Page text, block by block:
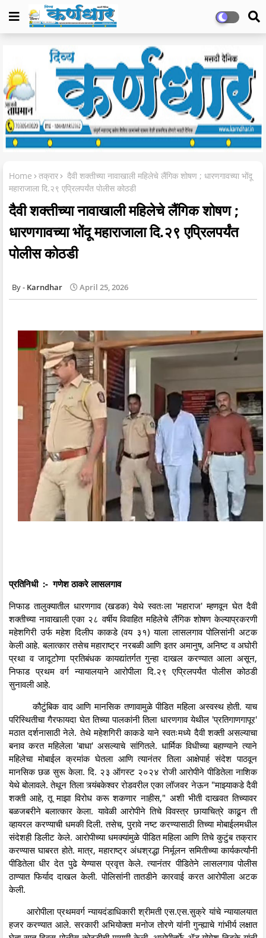
Home तक्रार
दैवी शक्तीच्या नावाखाली महिलेचे लैंगिक शोषण ; धारणगावच्या भोंदू
महाराजाला दि.२९ एप्रिलपर्यंत पोलीस कोठडी
दैवी शक्तीच्या नावाखाली महिलेचे लैंगिक शोषण ;
धारणगावच्या भोंदू महाराजाला दि.२९ एप्रिलपर्यंत
पोलीस कोठडी
Karndhar April 25, 2026
प्रतिनिधी :- गणेश ठाकरे लासलगाव
निफाड तालुक्यातील धारणगाव (खडक) येथे स्वतःला 'महाराज' म्हणवून घेत दैवी
शक्तीच्या नावाखाली एका २८ वर्षीय विवाहित महिलेचे लैंगिक शोषण केल्याप्रकरणी
महेशगिरी उर्फ महेश दिलीप काकडे (वय ३१) याला लासलगाव पोलिसांनी अटक
केली आहे. बलात्कार तसेच महाराष्ट्र नरबळी आणि इतर अमानुष, अनिष्ट व अघोरी
प्रथा व जादूटोणा प्रतिबंधक कायद्यांतर्गत गुन्हा दाखल करण्यात आला असून,
निफाड प्रथम वर्ग न्यायालयाने आरोपीला दि.२९ एप्रिलपर्यंत पोलीस कोठडी
सुनावली आहे.
कौटुंबिक वाद आणि मानसिक तणावामुळे पीडित महिला अस्वस्थ होती. याच
परिस्थितीचा गैरफायदा घेत तिच्या पालकांनी तिला धारणगाव येथील 'प्रतिगाणगापूर'
मठात दर्शनासाठी नेले. तेथे महेशगिरी काकडे याने स्वतःमध्ये दैवी शक्ती असल्याचा
बनाव करत महिलेला 'बाधा' असल्याचे सांगितले. धार्मिक विधीच्या बहाण्याने त्याने
महिलेचा मोबाईल क्रमांक घेतला आणि त्यानंतर तिला आक्षेपार्ह संदेश पाठवून
मानसिक छळ सुरू केला. दि. २३ ऑगस्ट २०२४ रोजी आरोपीने पीडितेला नाशिक
येथे बोलावले. तेथून तिला त्र्यंबकेश्वर रोडवरील एका लॉजवर नेऊन "माझ्याकडे दैवी
शक्ती आहे, तू माझा विरोध करू शकणार नाहीस," अशी भीती दाखवत तिच्यावर
बळजबरीने बलात्कार केला. यावेळी आरोपीने तिचे विवस्त्र छायाचित्रे काढून ती
व्हायरल करण्याची धमकी दिली. तसेच, पुरावे नष्ट करण्यासाठी तिच्या मोबाईलमधील
संदेशही डिलीट केले. आरोपीच्या धमक्यांमुळे पीडित महिला आणि तिचे कुटुंब तक्रार
करण्यास घाबरत होते. मात्र, महाराष्ट्र अंधश्रद्धा निर्मूलन समितीच्या कार्यकर्त्यांनी
पीडितेला धीर देत पुढे येण्यास प्रवृत्त केले. त्यानंतर पीडितेने लासलगाव पोलीस
ठाण्यात फिर्याद दाखल केली. पोलिसांनी तातडीने कारवाई करत आरोपीला अटक
केली.
आरोपीला प्रथमवर्ग न्यायदंडाधिकारी श्रीमती एस.एस.सुक्रे यांचे न्यायालयात
हजर करण्यात आले. सरकारी अभियोक्ता मनोज तोरणे यांनी गुन्ह्याचे गांभीर्य लक्षात